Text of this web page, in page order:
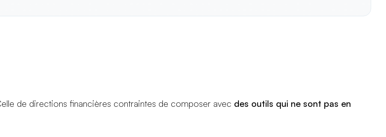
de directions financières contraintes de composer avec des outils qui ne sont pas en